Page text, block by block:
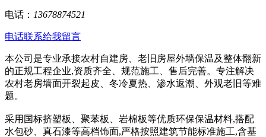
电话： 13678874521
电话联系给我留言
本公司是专业承接农村自建房、老旧房屋外墙保温及整体翻新
的正规工程企业,资质齐全、规范施工、售后完善。专注解决
农村老房墙面开裂起皮、冬冷夏热、渗水返潮、外观老旧等难
题。
采用国标挤塑板、聚苯板、岩棉板等优质环保保温材料,搭配
水包砂、真石漆等高档饰面,严格按照建筑节能标准施工,含基